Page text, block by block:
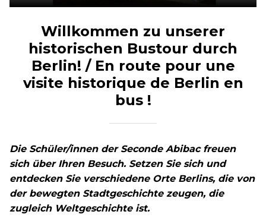
Willkommen zu unserer
historischen Bustour durch
Berlin! / En route pour une
visite historique de Berlin en
bus !
Die Schüler/innen der Seconde Abibac freuen
sich über Ihren Besuch. Setzen Sie sich und
entdecken Sie verschiedene Orte Berlins, die von
der bewegten Stadtgeschichte zeugen, die
zugleich Weltgeschichte ist.